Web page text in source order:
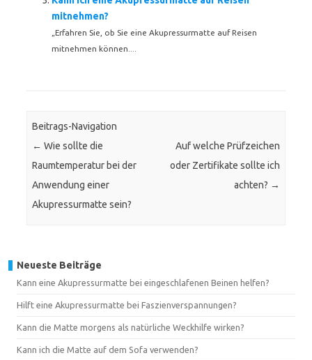
mitnehmen?
„Erfahren Sie, ob Sie eine Akupressurmatte auf Reisen
mitnehmen können....
Beitrags-Navigation
← Wie sollte die
Raumtemperatur bei der
Anwendung einer
Akupressurmatte sein?
Auf welche Prüfzeichen
oder Zertifikate sollte ich
achten? →
Neueste Beiträge
Kann eine Akupressurmatte bei eingeschlafenen Beinen helfen?
Hilft eine Akupressurmatte bei Faszienverspannungen?
Kann die Matte morgens als natürliche Weckhilfe wirken?
Kann ich die Matte auf dem Sofa verwenden?